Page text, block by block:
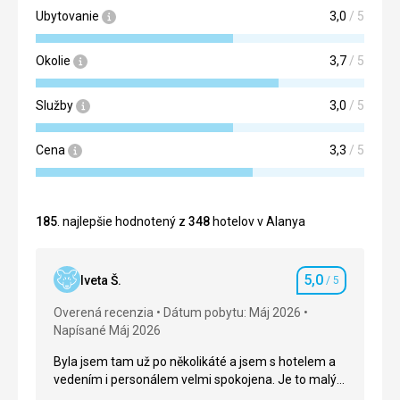
Ubytovanie 3,0 / 5
Okolie 3,7 / 5
Služby 3,0 / 5
Cena 3,3 / 5
185 . najlepšie hodnotený z 348 hotelov v Alanya
Iveta Š. Hodnotenie
5,0 / 5
Overená recenzia
Dátum pobytu: Máj 2026
Napísané Máj 2026
Byla jsem tam už po několikáté a jsem s hotelem a
vedením i personálem velmi spokojena. Je to malý